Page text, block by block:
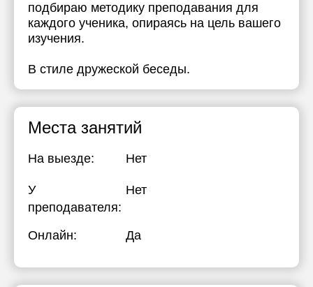
подбираю методику преподавания для
каждого ученика, опираясь на цель вашего
изучения.
В стиле дружеской беседы.
Места занятий
На выезде: Нет
У
преподавателя:
Нет
Онлайн: Да